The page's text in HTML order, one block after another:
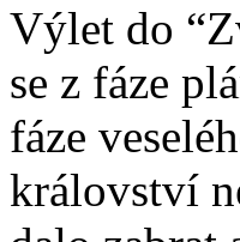
Výlet do
se z fáze
fáze
království